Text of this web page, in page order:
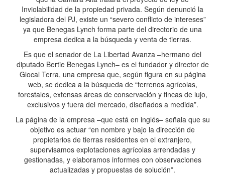
Inviolabilidad de la propiedad privada. Según denunció la
legisladora del PJ, existe un “severo conflicto de intereses”
ya que Benegas Lynch forma parte del directorio de una
empresa dedica a la búsqueda y venta de tierras.
Es que el senador de La Libertad Avanza –hermano del
diputado Bertie Benegas Lynch– es el fundador y director de
Glocal Terra, una empresa que, según figura en su página
web, se dedica a la búsqueda de “terrenos agrícolas,
forestales, extensas áreas de conservación y fincas de lujo,
exclusivos y fuera del mercado, diseñados a medida”.
La página de la empresa –que está en inglés– señala que su
objetivo es actuar “en nombre y bajo la dirección de
propietarios de tierras residentes en el extranjero,
supervisamos explotaciones agrícolas arrendadas y
gestionadas, y elaboramos informes con observaciones
actualizadas y propuestas de solución”.